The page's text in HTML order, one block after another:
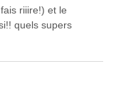
riiire!) et le
quels supers